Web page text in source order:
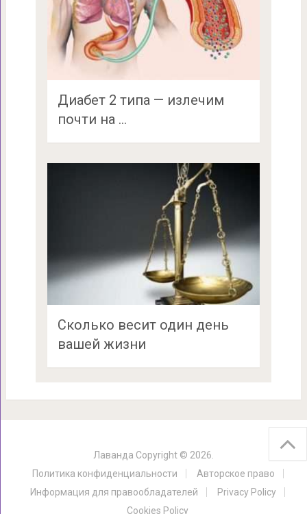
Диабет 2 типа — излечим
почти на …
Сколько весит один день
вашей жизни
Лаванда Copyright © 2026.
Политика конфиденциальности
Авторское право
Информация для правообладателей
Privacy Policy
Cookies Policy